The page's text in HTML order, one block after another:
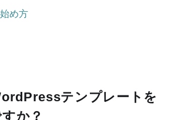
め方
テンプレートを
か？